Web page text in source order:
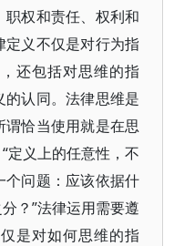
权和责任、权利和
定义不仅是对行为指
还包括对思维的指
认同。法律思维是
恰当使用就是在思
定义上的任意性，不
问题：应该依据什
？”法律运用需要遵
是对如何思维的指